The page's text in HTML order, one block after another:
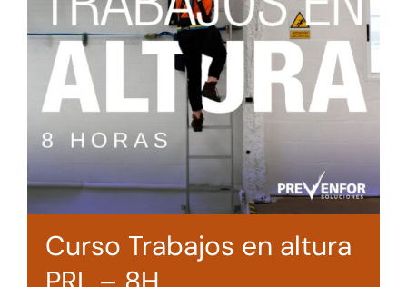
Tienda online
Contacto
Curso Trabajos en altura